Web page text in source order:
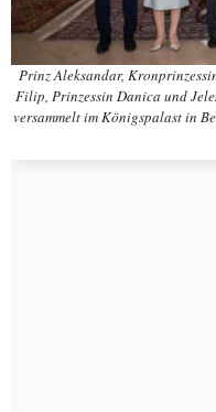
Prinz Aleksandar,
Filip, Prinzessin Danica und
versammelt im Königspalast in